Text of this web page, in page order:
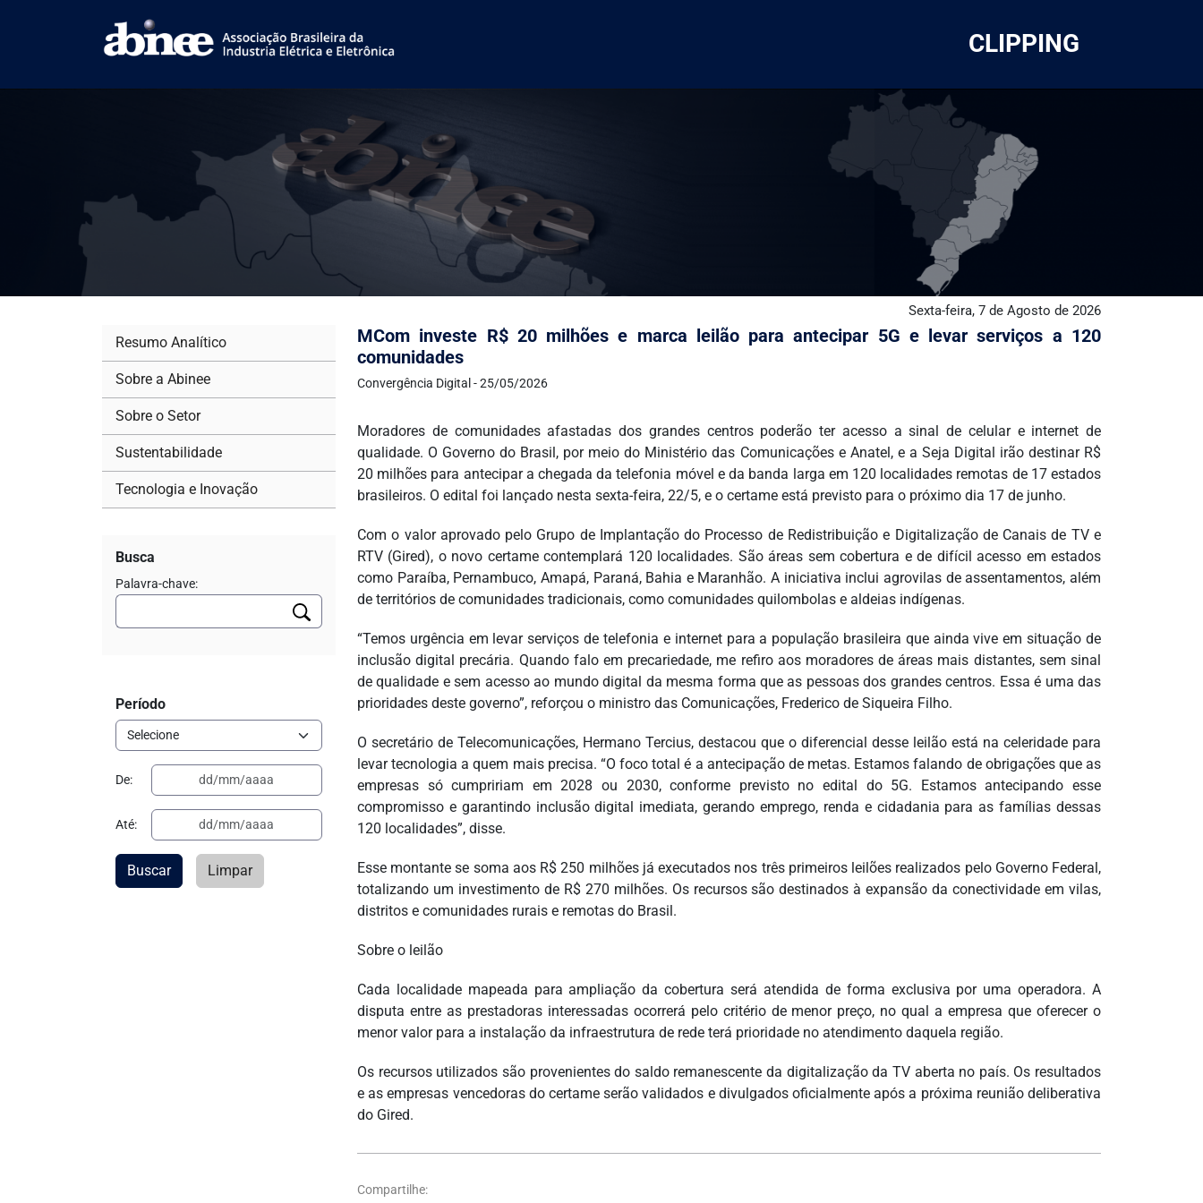
CLIPPING
Sexta-feira, 7 de Agosto de 2026
MCom investe R$ 20 milhões e marca leilão para antecipar 5G e levar serviços a 120
comunidades
Convergência Digital - 25/05/2026
Moradores de comunidades afastadas dos grandes centros poderão ter acesso a sinal de celular e internet de
qualidade. O Governo do Brasil, por meio do Ministério das Comunicações e Anatel, e a Seja Digital irão destinar R$
20 milhões para antecipar a chegada da telefonia móvel e da banda larga em 120 localidades remotas de 17 estados
brasileiros. O edital foi lançado nesta sexta-feira, 22/5, e o certame está previsto para o próximo dia 17 de junho.
Com o valor aprovado pelo Grupo de Implantação do Processo de Redistribuição e Digitalização de Canais de TV e
RTV (Gired), o novo certame contemplará 120 localidades. São áreas sem cobertura e de difícil acesso em estados
como Paraíba, Pernambuco, Amapá, Paraná, Bahia e Maranhão. A iniciativa inclui agrovilas de assentamentos, além
de territórios de comunidades tradicionais, como comunidades quilombolas e aldeias indígenas.
“Temos urgência em levar serviços de telefonia e internet para a população brasileira que ainda vive em situação de
inclusão digital precária. Quando falo em precariedade, me refiro aos moradores de áreas mais distantes, sem sinal
de qualidade e sem acesso ao mundo digital da mesma forma que as pessoas dos grandes centros. Essa é uma das
prioridades deste governo”, reforçou o ministro das Comunicações, Frederico de Siqueira Filho.
O secretário de Telecomunicações, Hermano Tercius, destacou que o diferencial desse leilão está na celeridade para
levar tecnologia a quem mais precisa. “O foco total é a antecipação de metas. Estamos falando de obrigações que as
empresas só cumpririam em 2028 ou 2030, conforme previsto no edital do 5G. Estamos antecipando esse
compromisso e garantindo inclusão digital imediata, gerando emprego, renda e cidadania para as famílias dessas
120 localidades”, disse.
Esse montante se soma aos R$ 250 milhões já executados nos três primeiros leilões realizados pelo Governo Federal,
totalizando um investimento de R$ 270 milhões. Os recursos são destinados à expansão da conectividade em vilas,
distritos e comunidades rurais e remotas do Brasil.
Sobre o leilão
Cada localidade mapeada para ampliação da cobertura será atendida de forma exclusiva por uma operadora. A
disputa entre as prestadoras interessadas ocorrerá pelo critério de menor preço, no qual a empresa que oferecer o
menor valor para a instalação da infraestrutura de rede terá prioridade no atendimento daquela região.
Os recursos utilizados são provenientes do saldo remanescente da digitalização da TV aberta no país. Os resultados
e as empresas vencedoras do certame serão validados e divulgados oficialmente após a próxima reunião deliberativa
do Gired.
Compartilhe:
Resumo Analítico
Sobre a Abinee
Sobre o Setor
Sustentabilidade
Tecnologia e Inovação
Busca
Palavra-chave:
Período
De:
Até:
Buscar Limpar